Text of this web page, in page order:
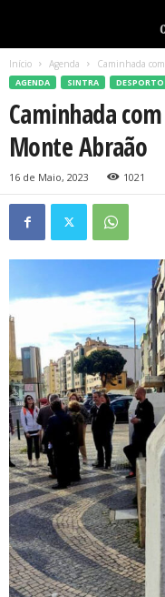
Início Agenda Caminhada
AGENDA SINTRA DESPORTO
Caminhada
Monte Abraão
16 de Maio, 2023 1021